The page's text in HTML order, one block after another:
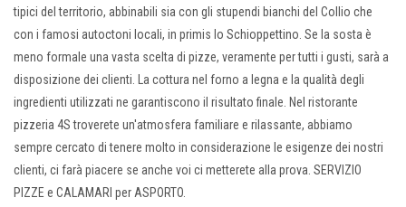
tipici del territorio, abbinabili sia con gli stupendi bianchi del Collio che
con i famosi autoctoni locali, in primis lo Schioppettino. Se la sosta è
meno formale una vasta scelta di pizze, veramente per tutti i gusti, sarà a
disposizione dei clienti. La cottura nel forno a legna e la qualità degli
ingredienti utilizzati ne garantiscono il risultato finale. Nel ristorante
pizzeria 4S troverete un'atmosfera familiare e rilassante, abbiamo
sempre cercato di tenere molto in considerazione le esigenze dei nostri
clienti, ci farà piacere se anche voi ci metterete alla prova. SERVIZIO
PIZZE e CALAMARI per ASPORTO.